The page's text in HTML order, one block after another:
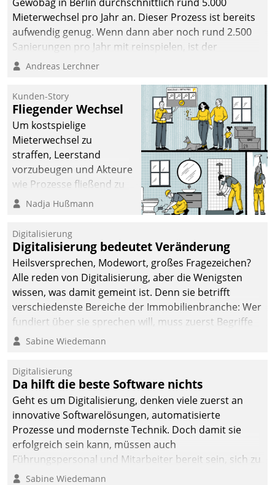
Mieterwechsel pro Jahr an. Dieser Prozess ist bereits
aufwendig genug. Wenn dann aber noch rund 2.500
Sanierungen pro Jahr mit reinspielen, ist der
Betreuungs- und Organisationsaufwand immens. Im
kommunale Wohnungsbauunternehmen daher
gemeinsam mit der Berliner Datatrain GmbH den
Teilprozess der Objektsanierung digitalisiert.
Andreas Lerchner
Kunden-Story
Fliegender Wechsel
Um kostspielige
Mieterwechsel zu
straffen, Leerstand
vorzubeugen und Akteure
wie Prozesse fließend zu
vernetzen, nutzt die
Jahresbeginn eine
Überblick, Einsicht und
Eingriff bietende Lösung.
Zur Entwicklung setzte
man auf
Cloudtechnologie,
bewährte und Startup-
agile Projektmethoden.
Nadja Hußmann
Digitalisierung
Digitalisierung bedeutet Veränderung
Heilsversprechen, Modewort, großes Fragezeichen?
Alle reden von Digitalisierung, aber die Wenigsten
wissen, was damit gemeint ist. Denn sie betrifft
verschiedenste Bereiche der Immobilienbranche: Wer
fundiert über sie sprechen will, muss zuerst Begriffe
klären. Ein Aspekt ist die betriebliche Optimierung:
Einsparungen durch optimierte und automatisierte
Prozesse. Doch man darf nicht zu viel erwarten: Allein
mit der Einführung einer neuen Software ist es nicht
getan. Die Digitalisierung erfordert von Unternehmen
die Bereitschaft, sich zu überprüfen, zu hinterfragen
und zu verändern.
Sabine Wiedemann
Digitalisierung
Da hilft die beste Software nichts
Geht es um Digitalisierung, denken viele zuerst an
innovative Softwarelösungen, automatisierte
Prozesse und modernste Technik. Doch damit sie
erfolgreich sein kann, müssen auch
Führungspersonal und Mitarbeiter bereit sein, sich zu
verändern und anzupassen, sonst werden sie an ihr
Sabine Wiedemann